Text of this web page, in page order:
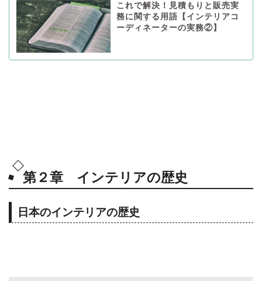
これで解決！見積もりと販売実
務に関する用語【インテリアコ
ーディネーターの実務②】
第２章 インテリアの歴史
日本のインテリアの歴史